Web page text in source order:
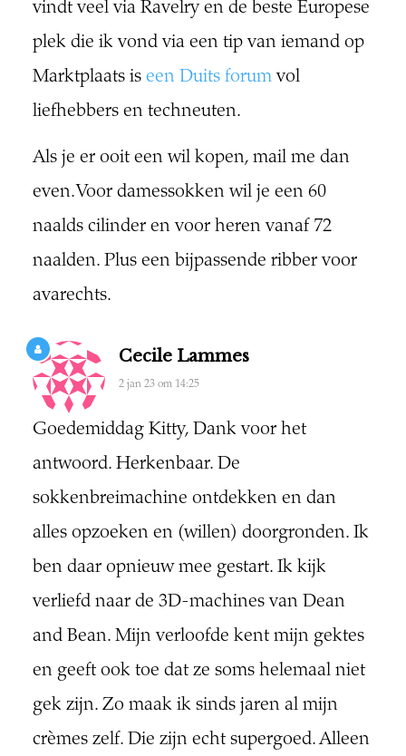
vindt veel via Ravelry en de beste Europese
plek die ik vond via een tip van iemand op
Marktplaats is een Duits forumvol
liefhebbers en techneuten.
Als je er ooit een wil kopen, mail me dan
even. Voor damessokken wil je een 60
naalds cilinder en voor heren vanaf 72
naalden. Plus een bijpassende ribber voor
avarechts.
Cecile Lammes
2 jan 23 om 14:25
Goedemiddag Kitty, Dank voor het
antwoord. Herkenbaar. De
sokkenbreimachine ontdekken en dan
alles opzoeken en (willen) doorgronden. Ik
ben daar opnieuw mee gestart. Ik kijk
verliefd naar de 3D-machines van Dean
and Bean. Mijn verloofde kent mijn gektes
en geeft ook toe dat ze soms helemaal niet
gek zijn. Zo maak ik sinds jaren al mijn
crèmes zelf. Die zijn echt supergoed. Alleen